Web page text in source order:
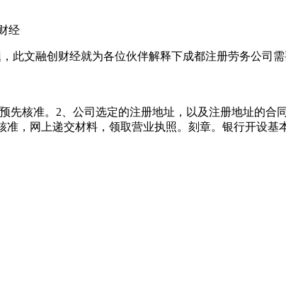
经
此文融创财经就为各位伙伴解释下成都注册劳务公司
先核准。2、公司选定的注册地址，以及注册地址的合
，网上递交材料，领取营业执照。刻章。银行开设基